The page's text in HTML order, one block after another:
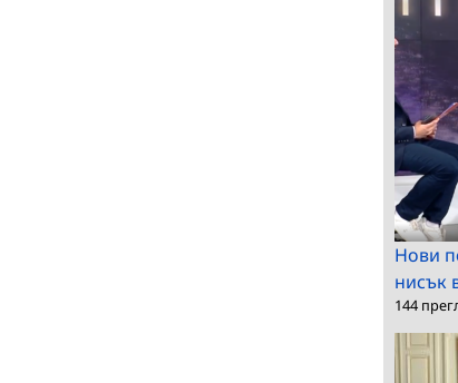
Нови
нисък
144